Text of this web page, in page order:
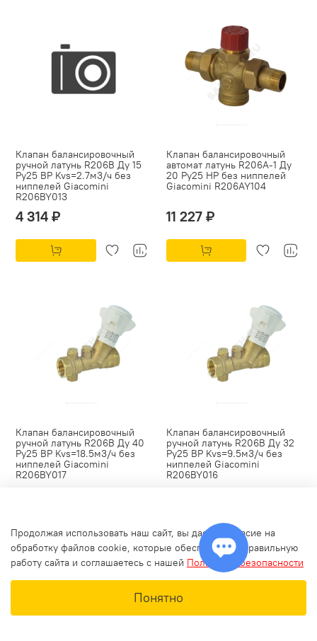
Клапан балансировочный
ручной латунь R206B Ду 15
Ру25 ВР Kvs=2.7м3/ч без
ниппелей Giacomini
R206BY013
4 314 ₽
Клапан балансировочный
автомат латунь R206A-1 Ду
20 Ру25 НР без ниппелей
Giacomini R206AY104
11 227 ₽
Клапан балансировочный
ручной латунь R206B Ду 40
Ру25 ВР Kvs=18.5м3/ч без
ниппелей Giacomini
R206BY017
Клапан балансировочный
ручной латунь R206B Ду 32
Ру25 ВР Kvs=9.5м3/ч без
ниппелей Giacomini
R206BY016
Продолжая использовать наш сайт, вы даете согласие на
обработку файлов cookie, которые обеспечивают правильную
работу сайта и соглашаетесь с нашей Политикой безопасности
Понятно